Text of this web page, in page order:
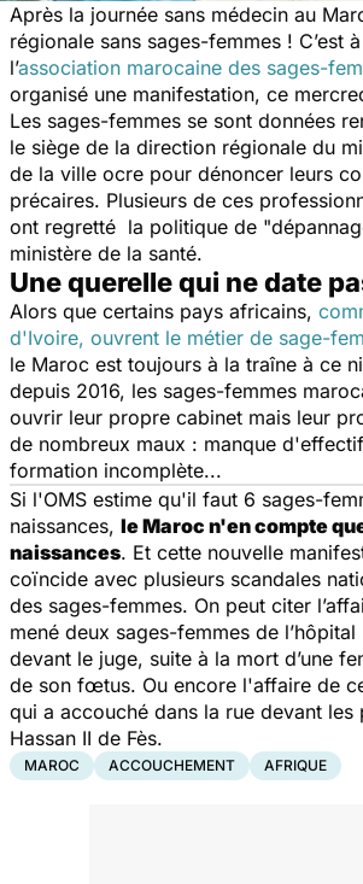
Après la journée sans médecin au
régionale sans sages-femmes ! C’est
l’association marocaine des sages-
organisé une manifestation, ce
Les sages-femmes se sont données
le siège de la direction régionale du
de la ville ocre pour dénoncer leurs
précaires. Plusieurs de ces
ont regretté la politique de
ministère de la santé.
Une querelle qui ne date
Alors que certains pays africains,
d'Ivoire, ouvrent le métier de sage-
le Maroc est toujours à la traîne à ce
depuis 2016, les sages-femmes
ouvrir leur propre cabinet mais leur
de nombreux maux : manque
formation incomplète...
Si l'OMS estime qu'il faut 6 sages-
naissances, le Maroc n'en compte
naissances. Et cette nouvelle
coïncide avec plusieurs scandales
des sages-femmes. On peut citer
mené deux sages-femmes de l’hôpital
devant le juge, suite à la mort d’une
de son fœtus. Ou encore l'affaire de
qui a accouché dans la rue devant les
Hassan II de Fès.
MAROC ACCOUCHEMENT AFRIQUE